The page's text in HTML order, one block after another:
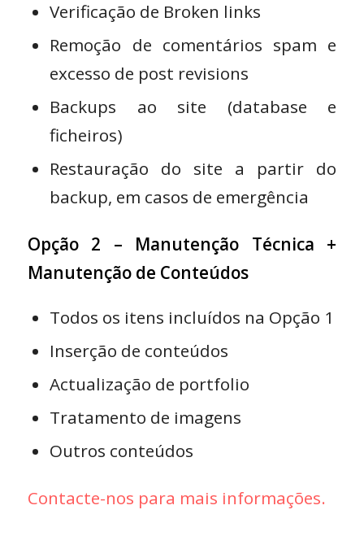
Verificação de Broken links
Remoção de comentários spam e
excesso de post revisions
Backups ao site (database e
ficheiros)
Restauração do site a partir do
backup, em casos de emergência
Opção 2 – Manutenção Técnica +
Manutenção de Conteúdos
Todos os itens incluídos na Opção 1
Inserção de conteúdos
Actualização de portfolio
Tratamento de imagens
Outros conteúdos
Contacte-nos para mais informações.